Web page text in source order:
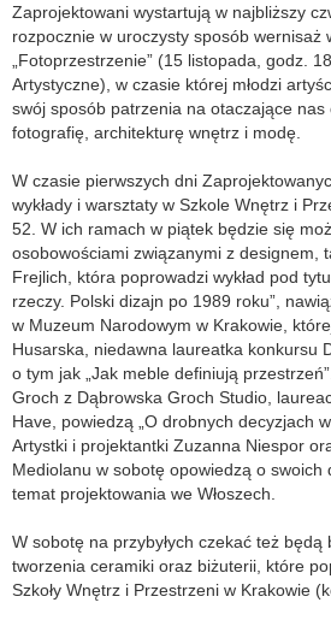
Zaprojektowani wystartują w najbliższy
rozpocznie w uroczysty sposób wernisaż
„Fotoprzestrzenie” (15 listopada, godz.
Artystyczne), w czasie której młodzi
swój sposób patrzenia na otaczające nas
fotografię, architekturę wnętrz i modę.
W czasie pierwszych dni
wykłady i warsztaty w Szkole Wnętrz i
52. W ich ramach w piątek będzie się
osobowościami związanymi z designem,
Frejlich, która poprowadzi wykład pod
rzeczy. Polski dizajn po 1989 roku”,
w Muzeum Narodowym w Krakowie,
Husarska, niedawna laureatka konkursu
o tym jak „Jak meble definiują
Groch z Dąbrowska Groch Studio,
Have, powiedzą „O drobnych decyzjach
Artystki i projektantki Zuzanna Niespor
Mediolanu w sobotę opowiedzą o swoich
temat projektowania we Włoszech.
W sobotę na przybyłych czekać też będą
tworzenia ceramiki oraz biżuterii, które
Szkoły Wnętrz i Przestrzeni w Krakowie